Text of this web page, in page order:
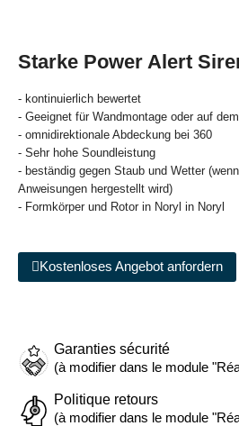
Starke Power Alert
- kontinuierlich bewertet
- Geeignet für Wandmontage oder auf
- omnidirektionale Abdeckung bei 360
- Sehr hohe Soundleistung
- beständig gegen Staub und Wetter
Anweisungen hergestellt wird)
- Formkörper und Rotor in Noryl in Noryl
Kostenloses Angebot anfordern
Garanties sécurité
(à modifier dans le module
Politique retours
(à modifier dans le module